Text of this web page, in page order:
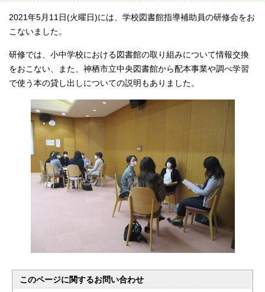
2021年5月11日(火曜日)には、学校図書館指導補助員の研修会をお
こないました。
研修では、小中学校における図書館の取り組みについて情報交換
をおこない、また、神栖市立中央図書館から配本事業や調べ学習
で使う本の貸し出しについての説明もありました。
このページに関するお問い合わせ